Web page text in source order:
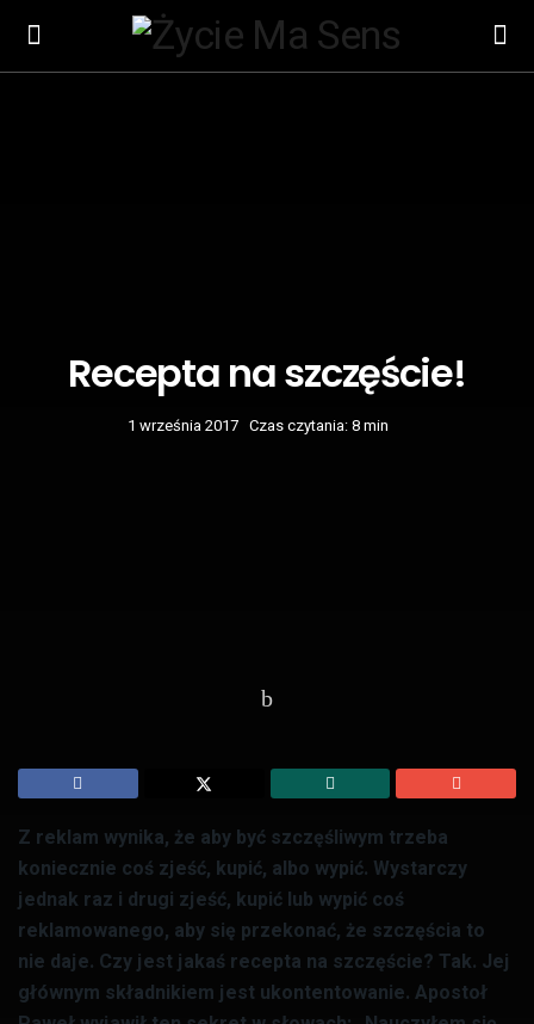
Recepta na szczęście!
1 września 2017 Czas czytania: 8 min
Z reklam wynika, że aby być szczęśliwym trzeba
koniecznie coś zjeść, kupić, albo wypić. Wystarczy
jednak raz i drugi zjeść, kupić lub wypić coś
reklamowanego, aby się przekonać, że szczęścia to
nie daje. Czy jest jakaś recepta na szczęście? Tak. Jej
głównym składnikiem jest ukontentowanie. Apostoł